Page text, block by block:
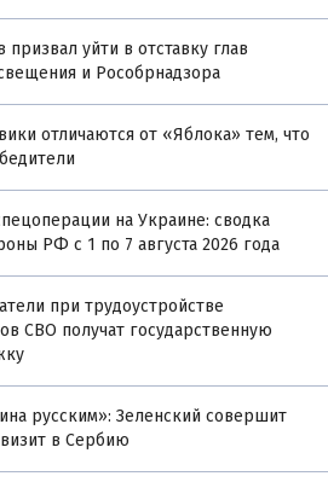
уйти в отставку глав
и Рособрнадзора
отличаются от «Яблока» тем, что
на Украине: сводка
РФ с 1 по 7 августа 2026 года
при трудоустройстве
СВО получат государственную
русским»: Зеленский совершит
в Сербию